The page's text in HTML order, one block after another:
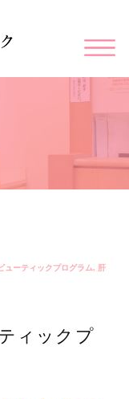
ューティックプログラム, 肝
ィックプ